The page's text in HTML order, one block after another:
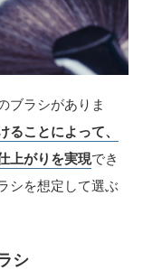
ブラシがありま
ることによって、
上がりを実現でき
シを想定して選ぶ
シ